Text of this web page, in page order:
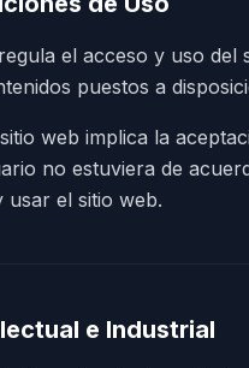
el acceso y uso
puestos a
web implica la
no estuviera de
usar el sitio web.
e Industrial